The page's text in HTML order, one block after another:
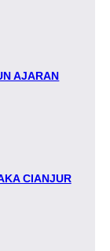
AJARAN
CIANJUR